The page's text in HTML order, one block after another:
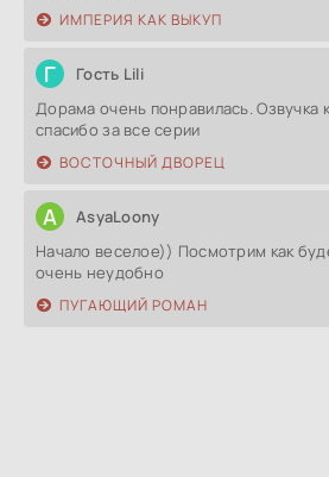
ИМПЕРИЯ КАК ВЫКУП
Г Гость Lili
Дорама очень понравилась. Озвучка
спасибо за все серии
ВОСТОЧНЫЙ ДВОРЕЦ
A AsyaLoony
Начало веселое)) Посмотрим как
очень неудобно
ПУГАЮЩИЙ РОМАН